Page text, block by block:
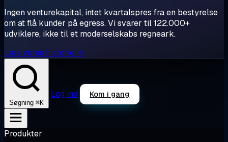
Ingen venturekapital, intet kvartalspres fra en bestyrelse
om at flå kunder på egress. Vi svarer til 122.000+
udviklere, ikke til et moderselskabs regneark.
Læs vores historie →
Søgning ⌘K
Log ind Kom i gang
Produkter